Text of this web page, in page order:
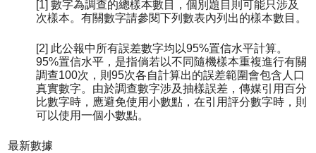
[1] 數字為調查的總樣本數目，個別題目則可能只涉及
次樣本。有關數字請參閱下列數表內列出的樣本數目。
[2] 此公報中所有誤差數字均以95%置信水平計算。
95%置信水平，是指倘若以不同隨機樣本重複進行有關
調查100次，則95次各自計算出的誤差範圍會包含人口
真實數字。由於調查數字涉及抽樣誤差，傳媒引用百分
比數字時，應避免使用小數點，在引用評分數字時，則
可以使用一個小數點。
最新數據